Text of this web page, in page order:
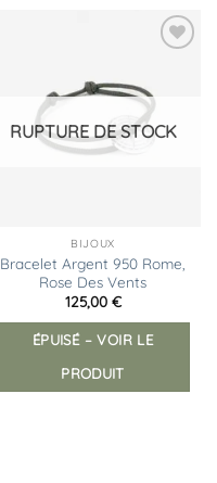
d’envies
RUPTURE DE STOCK
BIJOUX
Bracelet Argent 950 Rome,
Rose Des Vents
125,00 €
ÉPUISÉ – VOIR LE
PRODUIT